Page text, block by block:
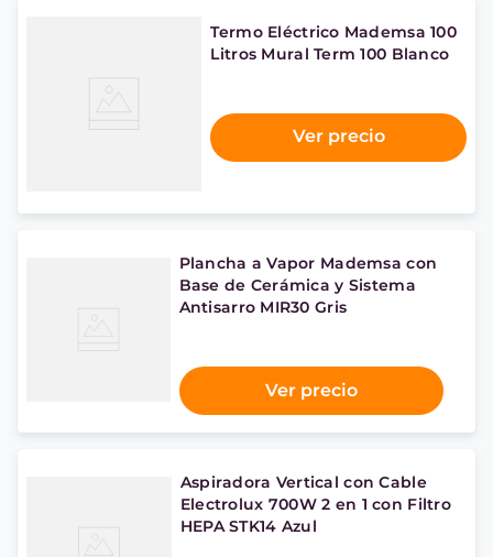
Termo Eléctrico Mademsa 100
Litros Mural Term 100 Blanco
Ver precio
Plancha a Vapor Mademsa con
Base de Cerámica y Sistema
Antisarro MIR30 Gris
Ver precio
Aspiradora Vertical con Cable
Electrolux 700W 2 en 1 con Filtro
HEPA STK14 Azul